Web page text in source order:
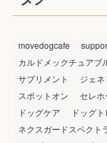
movedogcafe
カルドメックチュアブ
サプリメント
ジェ
スポットオン
セレ
ドッグケア
ドッグ
ネクスガードスペクト